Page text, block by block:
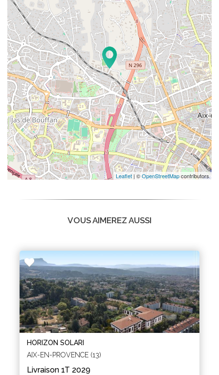
Leaflet | ©OpenStreetMapcontributors
VOUS AIMEREZ AUSSI
HORIZON SOLARI
AIX-EN-PROVENCE (13)
Livraison 1T 2029